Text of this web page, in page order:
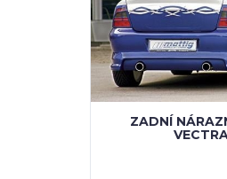
ZADNÍ